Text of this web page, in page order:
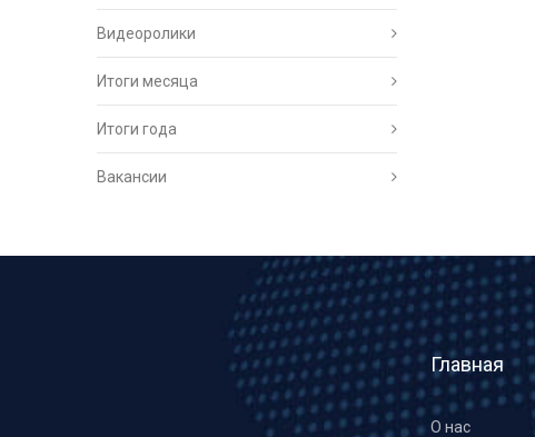
Видеоролики
Итоги месяца
Итоги года
Вакансии
Главная
О нас